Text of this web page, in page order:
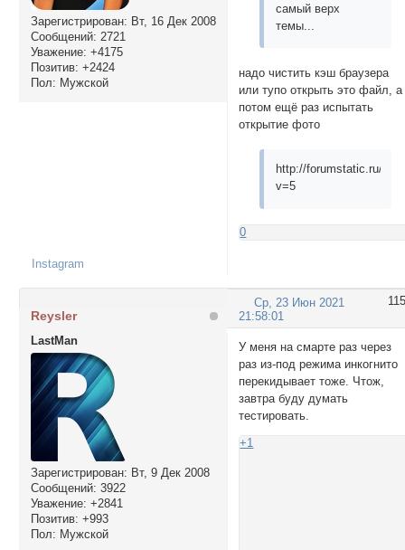
Зарегистрирован: Вт, 16 Дек 2008
Сообщений: 2721
Уважение: +4175
Позитив: +2424
Пол: Мужской
самый верх
темы...
надо чистить кэш браузера
или тупо открыть это файл, а
потом ещё раз испытать
открытие фото
http://forumstatic.ru/
v=5
0
Instagram
115
Ср, 23 Июн 2021
21:58:01
Reysler
LastMan
Зарегистрирован: Вт, 9 Дек 2008
Сообщений: 3922
Уважение: +2841
Позитив: +993
Пол: Мужской
У меня на смарте раз через
раз из-под режима инкогнито
перекидывает тоже. Чтож,
завтра буду думать
тестировать.
+1